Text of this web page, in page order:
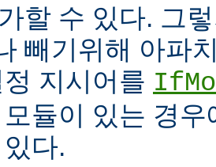
할 수 있다. 그
빼기위해 아파
지시어를
듈이 있는 경
다.